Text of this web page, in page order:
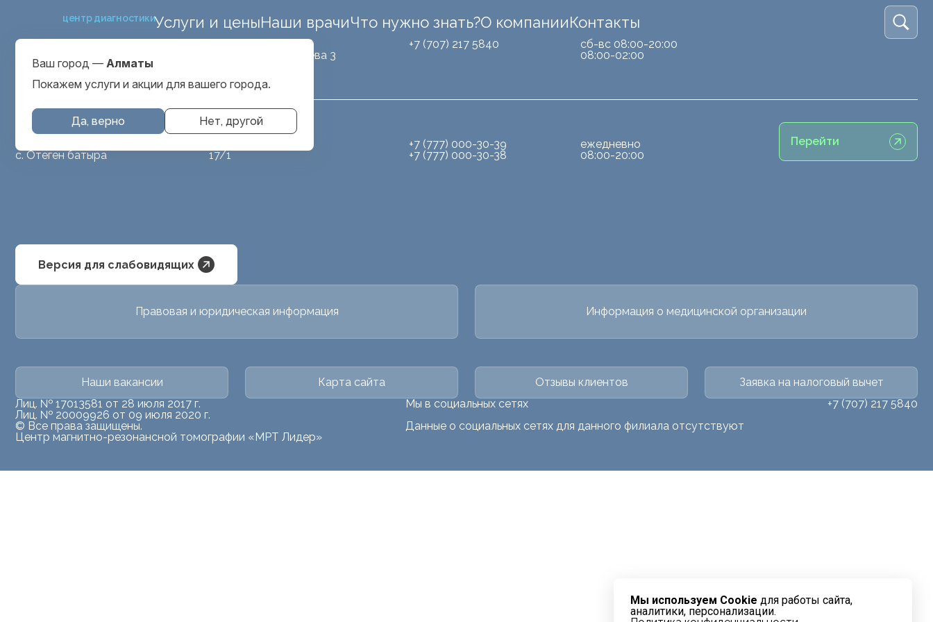
центр диагностикиУслуги и ценыНаши врачиЧто нужно знать?О компанииКонтакты
Выбрать город
Алматы
МРТ животным
с. Отеген батыра
ул. Макатаева 127Б
проспект Серкебаева 3
17/1
+7 (707) 217 5840
+7 (777) 000-30-39
+7 (777) 000-30-38
сб-вс 08:00-20:00
08:00-02:00
ежедневно
08:00-20:00
Перейти
Ваш город — Алматы
Покажем услуги и акции для вашего города.
Да, верно Нет, другой
Мы используем Cookie для работы сайта,
аналитики, персонализации.
Версия для слабовидящих
Правовая и юридическая информация
Наши вакансии Карта сайта
Информация о медицинской организации
Отзывы клиентов
Заявка на налоговый вычет
Лиц. № 17013581 от 28 июля 2017 г.
Лиц. № 20009926 от 09 июля 2020 г.
© Все права защищены.
Центр магнитно-резонансной томографии «МРТ Лидер»
Мы в социальных сетях
Данные о социальных сетях для данного филиала отсутствуют
+7 (707) 217 5840